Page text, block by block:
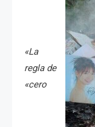
«La
regla de
«cero